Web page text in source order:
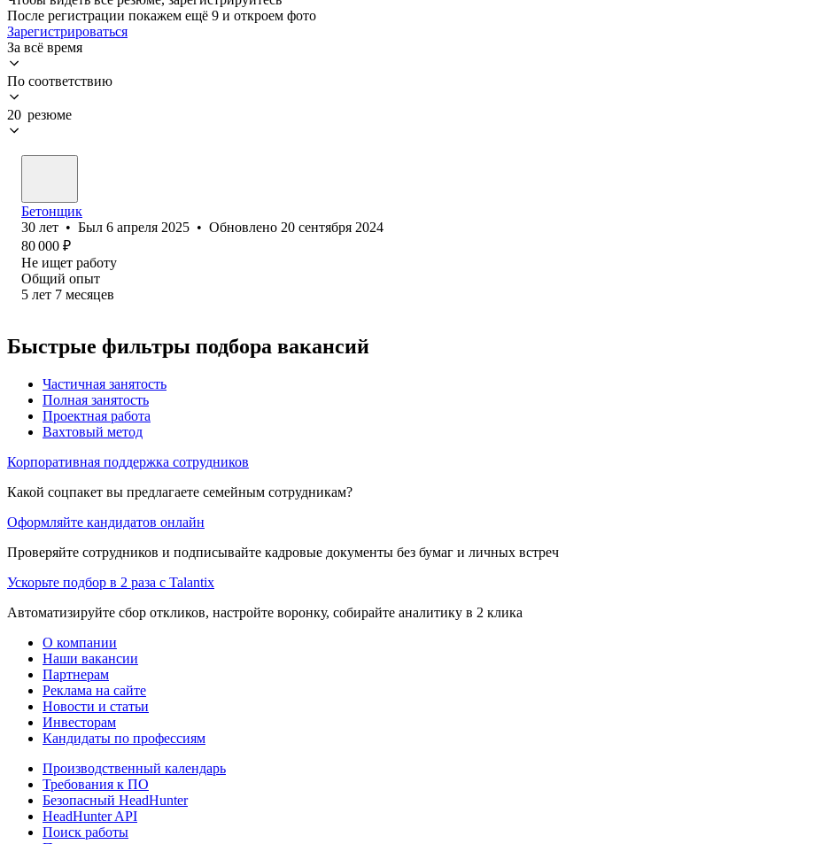
После регистрации покажем ещё 9 и откроем фото
Зарегистрироваться
За всё время
По соответствию
20 резюме
Бетонщик
30 лет • Был 6 апреля 2025 • Обновлено 20 сентября 2024
80 000 ₽
Не ищет работу
Общий опыт
5 лет 7 месяцев
Быстрые фильтры подбора вакансий
Частичная занятость
Полная занятость
Проектная работа
Вахтовый метод
Корпоративная поддержка сотрудников
Какой соцпакет вы предлагаете семейным сотрудникам?
Оформляйте кандидатов онлайн
Проверяйте сотрудников и подписывайте кадровые документы без бумаг и личных встреч
Ускорьте подбор в 2 раза с Talantix
Автоматизируйте сбор откликов, настройте воронку, собирайте аналитику в 2 клика
О компании
Наши вакансии
Партнерам
Реклама на сайте
Новости и статьи
Инвесторам
Кандидаты по профессиям
Производственный календарь
Требования к ПО
Безопасный HeadHunter
HeadHunter API
Поиск работы